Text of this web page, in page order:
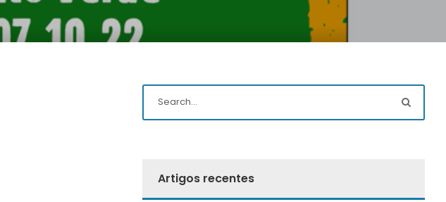
Artigos recentes